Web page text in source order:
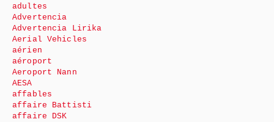
adultes
Advertencia
Advertencia Lirika
Aerial Vehicles
aérien
aéroport
Aeroport Nann
AESA
affables
affaire Battisti
affaire DSK